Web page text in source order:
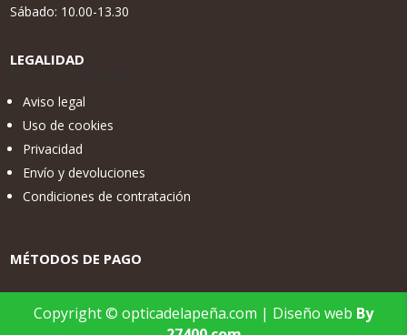
Sábado: 10.00-13.30
LEGALIDAD
Aviso legal
Uso de cookies
Privacidad
Envío y devoluciones
Condiciones de contratación
MÉTODOS DE PAGO
Copyright © opticadelapeña.com | Diseño web By